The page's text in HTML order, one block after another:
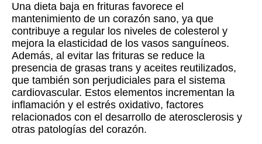
Una dieta baja en frituras favorece el
mantenimiento de un corazón sano, ya que
contribuye a regular los niveles de colesterol y
mejora la elasticidad de los vasos sanguíneos.
Además, al evitar las frituras se reduce la
presencia de grasas trans y aceites reutilizados,
que también son perjudiciales para el sistema
cardiovascular. Estos elementos incrementan la
inflamación y el estrés oxidativo, factores
relacionados con el desarrollo de aterosclerosis y
otras patologías del corazón.